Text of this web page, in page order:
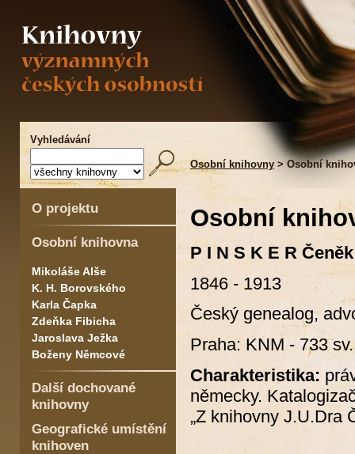
Vyhledávání
Osobní knihovny > Osobní
O projektu
Osobní knihovna
Mikoláše Alše
K. H. Borovského
Karla Čapka
Zdeňka Fibicha
Jaroslava Ježka
Boženy Němcové
Další dochované
knihovny
Geografické umístění
knihoven
Osobní
P I N S K E R Čeněk
1846 - 1913
Český genealog,
Praha: KNM - 733 sv.
Charakteristika:
německy.
„Z knihovny J.U.Dra